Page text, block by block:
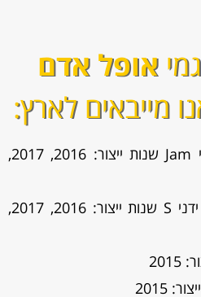
אופל אדם
מייבאים לארץ:
אופל אדם 1.4 בנזין רובוטי Jam שנות ייצור: 2016, 2017,
אופל אדם 1.4 טורבו-בנזין ידני S שנות ייצור: 2016, 2017,